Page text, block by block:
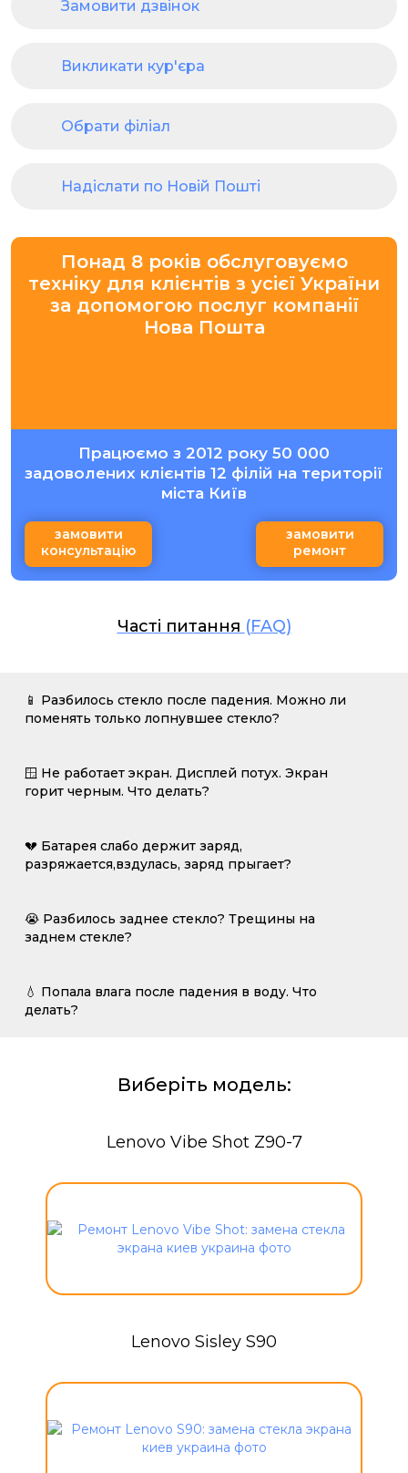
Замовити дзвінок
Викликати кур'єра
Обрати філіал
Надіслати по Новій Пошті
Понад 8 років обслуговуємо
техніку для клієнтів з усієї України
за допомогою послуг компанії
Нова Пошта
Працюємо з 2012 року 50 000
задоволених клієнтів 12 філій на території
міста Київ
замовити
консультацію
замовити
ремонт
Часті питання (FAQ)
📱 Разбилось стекло после падения. Можно ли
поменять только лопнувшее стекло?
🪟 Не работает экран. Дисплей потух. Экран
горит черным. Что делать?
💔 Батарея слабо держит заряд,
разряжается,вздулась, заряд прыгает?
😭 Разбилось заднее стекло? Трещины на
заднем стекле?
💧 Попала влага после падения в воду. Что
делать?
Виберіть модель:
Lenovo Vibe Shot Z90-7
Lenovo Sisley S90